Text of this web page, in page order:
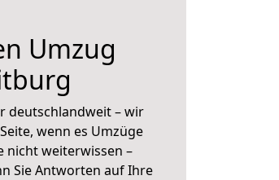
Umzug
deutschlandweit – wir
wenn es Umzüge
nicht weiterwissen –
Sie Antworten auf Ihre